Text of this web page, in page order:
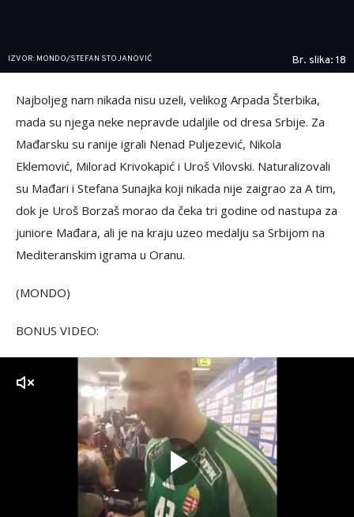
IZVOR: MONDO/STEFAN STOJANOVIĆ Br. slika: 18
Najboljeg nam nikada nisu uzeli, velikog Arpada Šterbika,
mada su njega neke nepravde udaljile od dresa Srbije. Za
Mađarsku su ranije igrali Nenad Puljezević, Nikola
Eklemović, Milorad Krivokapić i Uroš Vilovski. Naturalizovali
su Mađari i Stefana Sunajka koji nikada nije zaigrao za A tim,
dok je Uroš Borzaš morao da čeka tri godine od nastupa za
juniore Mađara, ali je na kraju uzeo medalju sa Srbijom na
Mediteranskim igrama u Oranu.
(MONDO)
BONUS VIDEO: